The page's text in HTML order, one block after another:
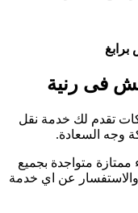
فى رنية
تقدم لك خدمة نقل
وجه السعادة.
متواجدة بجميع
عن اي خدمة